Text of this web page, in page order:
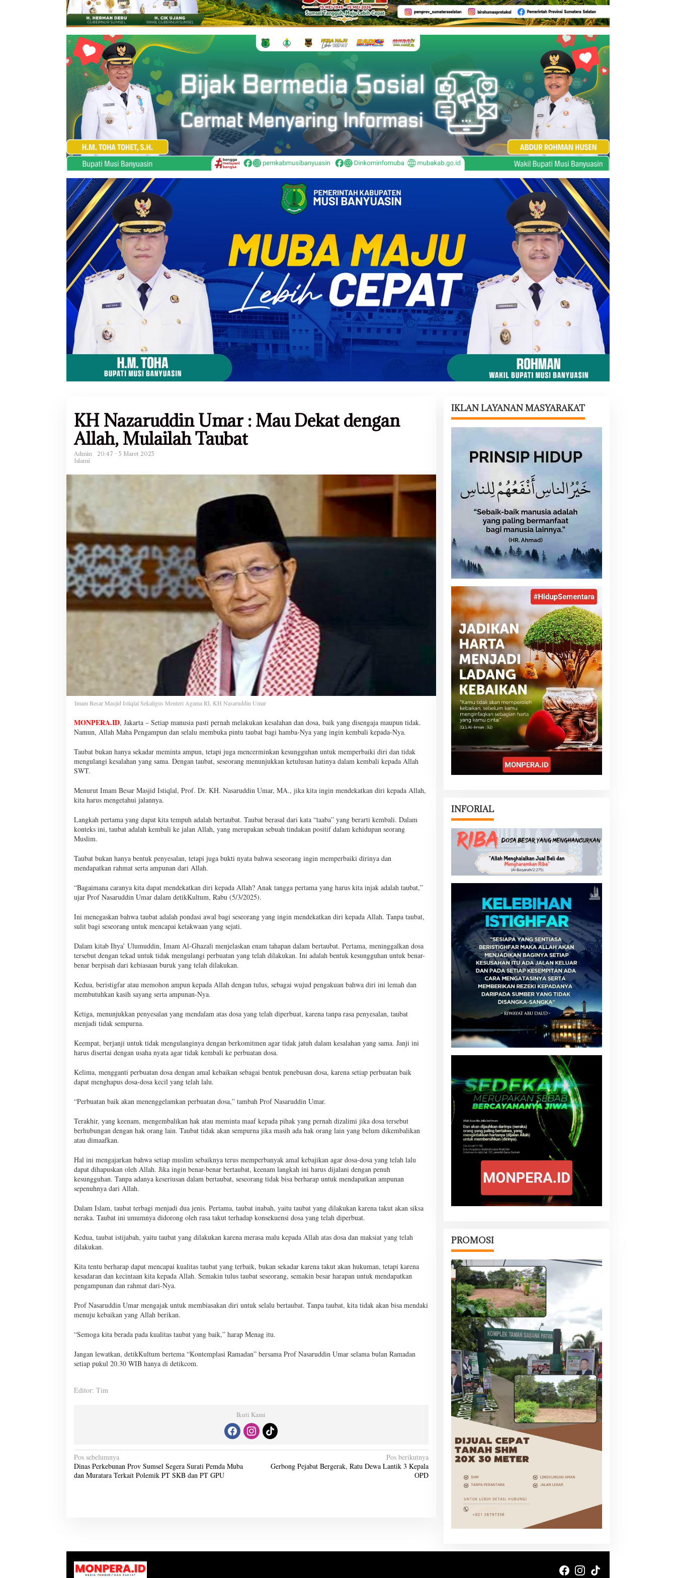
KH Nazaruddin Umar : Mau Dekat dengan
Allah, Mulailah Taubat
Admin
20:47 - 5 Maret 2025
Islami
Imam Besar Masjid Istiqlal Sekaligus Menteri Agama RI, KH Nasaruddin Umar
MONPERA.ID, Jakarta – Setiap manusia pasti pernah melakukan kesalahan dan dosa, baik yang disengaja maupun tidak.
Namun, Allah Maha Pengampun dan selalu membuka pintu taubat bagi hamba-Nya yang ingin kembali kepada-Nya.
Taubat bukan hanya sekadar meminta ampun, tetapi juga mencerminkan kesungguhan untuk memperbaiki diri dan tidak
mengulangi kesalahan yang sama. Dengan taubat, seseorang menunjukkan ketulusan hatinya dalam kembali kepada Allah
SWT.
Menurut Imam Besar Masjid Istiqlal, Prof. Dr. KH. Nasaruddin Umar, MA., jika kita ingin mendekatkan diri kepada Allah,
kita harus mengetahui jalannya.
Langkah pertama yang dapat kita tempuh adalah bertaubat. Taubat berasal dari kata “taaba” yang berarti kembali. Dalam
konteks ini, taubat adalah kembali ke jalan Allah, yang merupakan sebuah tindakan positif dalam kehidupan seorang
Muslim.
Taubat bukan hanya bentuk penyesalan, tetapi juga bukti nyata bahwa seseorang ingin memperbaiki dirinya dan
mendapatkan rahmat serta ampunan dari Allah.
“Bagaimana caranya kita dapat mendekatkan diri kepada Allah? Anak tangga pertama yang harus kita injak adalah taubat,”
ujar Prof Nasaruddin Umar dalam detikKultum, Rabu (5/3/2025).
Ini menegaskan bahwa taubat adalah pondasi awal bagi seseorang yang ingin mendekatkan diri kepada Allah. Tanpa taubat,
sulit bagi seseorang untuk mencapai ketakwaan yang sejati.
Dalam kitab Ihya’ Ulumuddin, Imam Al-Ghazali menjelaskan enam tahapan dalam bertaubat. Pertama, meninggalkan dosa
tersebut dengan tekad untuk tidak mengulangi perbuatan yang telah dilakukan. Ini adalah bentuk kesungguhan untuk benar-
benar berpisah dari kebiasaan buruk yang telah dilakukan.
Kedua, beristigfar atau memohon ampun kepada Allah dengan tulus, sebagai wujud pengakuan bahwa diri ini lemah dan
membutuhkan kasih sayang serta ampunan-Nya.
Ketiga, menunjukkan penyesalan yang mendalam atas dosa yang telah diperbuat, karena tanpa rasa penyesalan, taubat
menjadi tidak sempurna.
Keempat, berjanji untuk tidak mengulanginya dengan berkomitmen agar tidak jatuh dalam kesalahan yang sama. Janji ini
harus disertai dengan usaha nyata agar tidak kembali ke perbuatan dosa.
Kelima, mengganti perbuatan dosa dengan amal kebaikan sebagai bentuk penebusan dosa, karena setiap perbuatan baik
dapat menghapus dosa-dosa kecil yang telah lalu.
“Perbuatan baik akan menenggelamkan perbuatan dosa,” tambah Prof Nasaruddin Umar.
Terakhir, yang keenam, mengembalikan hak atau meminta maaf kepada pihak yang pernah dizalimi jika dosa tersebut
berhubungan dengan hak orang lain. Taubat tidak akan sempurna jika masih ada hak orang lain yang belum dikembalikan
atau dimaafkan.
Hal ini mengajarkan bahwa setiap muslim sebaiknya terus memperbanyak amal kebajikan agar dosa-dosa yang telah lalu
dapat dihapuskan oleh Allah. Jika ingin benar-benar bertaubat, keenam langkah ini harus dijalani dengan penuh
kesungguhan. Tanpa adanya keseriusan dalam bertaubat, seseorang tidak bisa berharap untuk mendapatkan ampunan
sepenuhnya dari Allah.
Dalam Islam, taubat terbagi menjadi dua jenis. Pertama, taubat inabah, yaitu taubat yang dilakukan karena takut akan siksa
neraka. Taubat ini umumnya didorong oleh rasa takut terhadap konsekuensi dosa yang telah diperbuat.
Kedua, taubat istijabah, yaitu taubat yang dilakukan karena merasa malu kepada Allah atas dosa dan maksiat yang telah
dilakukan.
Kita tentu berharap dapat mencapai kualitas taubat yang terbaik, bukan sekadar karena takut akan hukuman, tetapi karena
kesadaran dan kecintaan kita kepada Allah. Semakin tulus taubat seseorang, semakin besar harapan untuk mendapatkan
pengampunan dan rahmat dari-Nya.
Prof Nasaruddin Umar mengajak untuk membiasakan diri untuk selalu bertaubat. Tanpa taubat, kita tidak akan bisa mendaki
menuju kebaikan yang Allah berikan.
“Semoga kita berada pada kualitas taubat yang baik,” harap Menag itu.
Jangan lewatkan, detikKultum bertema “Kontemplasi Ramadan” bersama Prof Nasaruddin Umar selama bulan Ramadan
setiap pukul 20.30 WIB hanya di detikcom.
Editor: Tim
Ikuti Kami
N
a
i
p
Pos sebelumnya
Dinas Perkebunan Prov Sumsel Segera Surati Pemda Muba
dan Muratara Terkait Polemik PT SKB dan PT GPU
Pos berikutnya
Gerbong Pejabat Bergerak, Ratu Dewa Lantik 3 Kepala
OPD
IKLAN LAYANAN MASYARAKAT
INFORIAL
PROMOSI